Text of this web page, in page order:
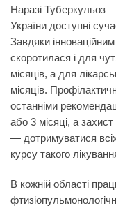
Наразі Туберкульоз
України доступні
Завдяки
скоротилася і для
місяців, а для
місяців.
останніми
або 3 місяці, а
— дотримуватися
курсу такого
В кожній області